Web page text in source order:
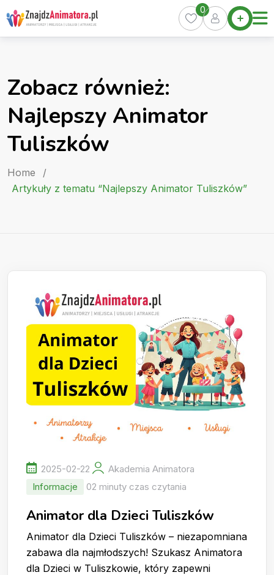
Skip
to
content
Home
Oferty
Kurs
0
Zobacz również:
Najlepszy Animator
Tuliszków
Home
/
Artykuły z tematu “Najlepszy Animator Tuliszków”
2025-02-22
Akademia Animatora
Informacje
02 minuty czas czytania
Animator dla Dzieci Tuliszków
Animator dla Dzieci Tuliszków – niezapomniana
zabawa dla najmłodszych! Szukasz Animatora
dla Dzieci w Tuliszkowie, który zapewni